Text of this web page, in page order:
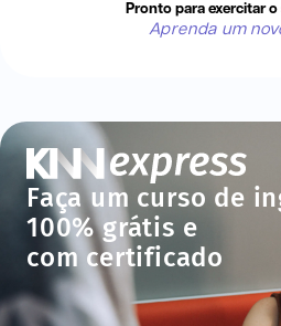
Faça um curso de
100% grátis e
com certificado
Pronto para exercitar
Aprenda um